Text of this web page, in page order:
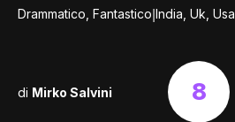
Drammatico, Fantastico|India, Uk, Usa
di Mirko Salvini 8